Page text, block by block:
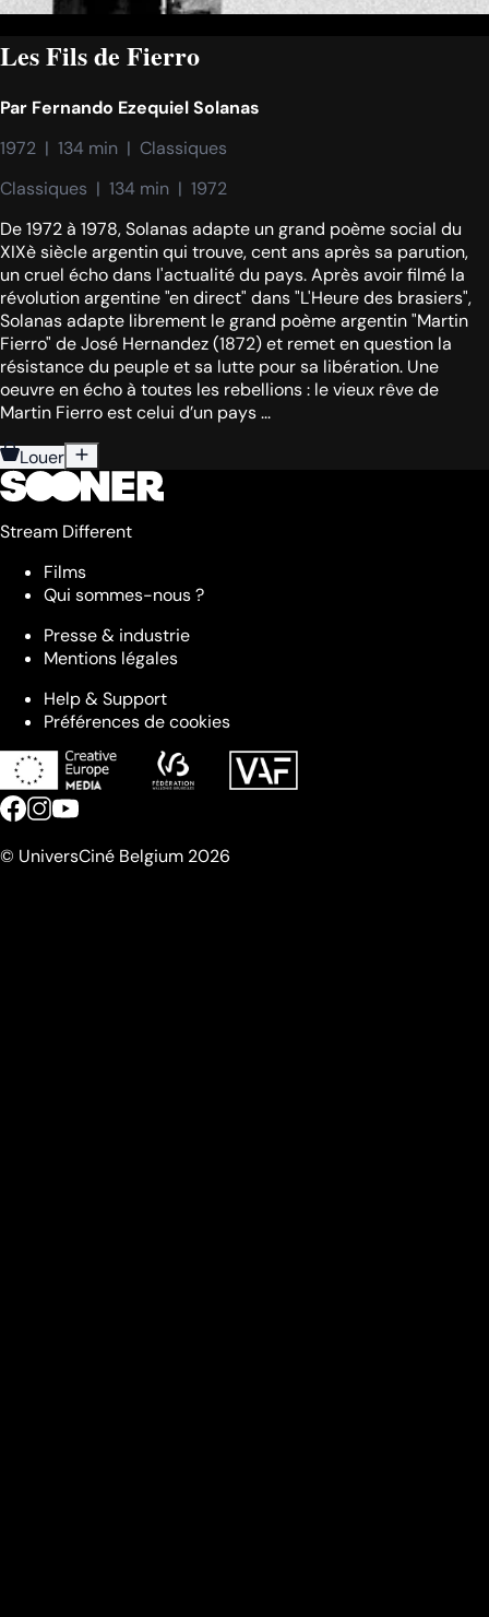
Les Fils de Fierro
Par Fernando Ezequiel Solanas
1972  |  134 min  |  Classiques
Classiques  |  134 min  |  1972
De 1972 à 1978, Solanas adapte un grand poème social du
XIXè siècle argentin qui trouve, cent ans après sa parution,
un cruel écho dans l'actualité du pays. Après avoir filmé la
révolution argentine "en direct" dans "L'Heure des brasiers",
Solanas adapte librement le grand poème argentin "Martin
Fierro" de José Hernandez (1872) et remet en question la
résistance du peuple et sa lutte pour sa libération. Une
oeuvre en écho à toutes les rebellions : le vieux rêve de
Martin Fierro est celui d’un pays ...
Louer
Stream Different
Films
Qui sommes-nous ?
Presse & industrie
Mentions légales
Help & Support
Préférences de cookies
© UniversCiné Belgium 2026